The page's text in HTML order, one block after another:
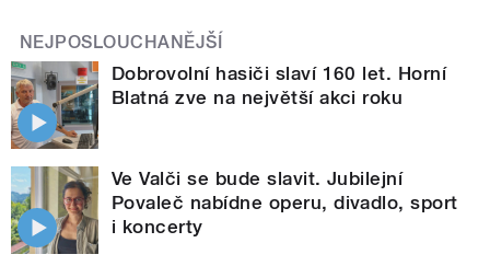
NEJPOSLOUCHANĚJŠÍ
Dobrovolní hasiči slaví 160 let. Horní
Blatná zve na největší akci roku
Ve Valči se bude slavit. Jubilejní
Povaleč nabídne operu, divadlo, sport
i koncerty